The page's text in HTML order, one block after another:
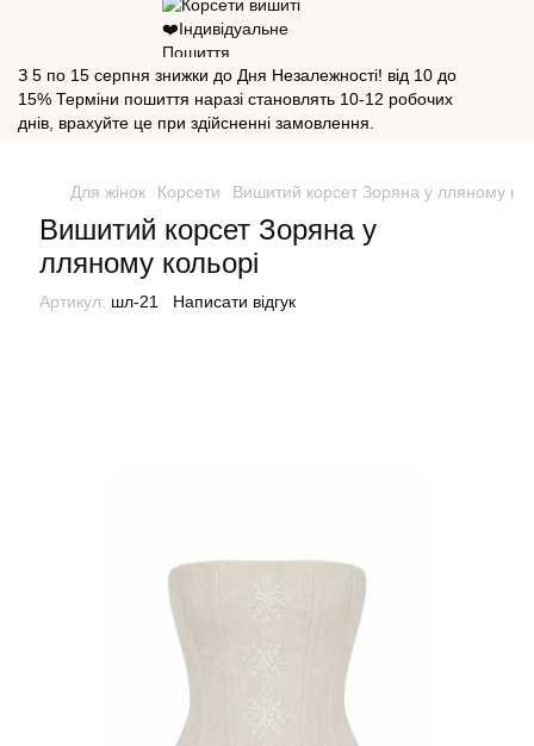
З 5 по 15 серпня знижки до Дня Незалежності! від 10 до
15% Терміни пошиття наразі становлять 10-12 робочих
днів, врахуйте це при здійсненні замовлення.
Для жінок Корсети Вишитий корсет Зоряна у лляному
Вишитий корсет Зоряна у
лляному кольорі
Артикул: шл-21 Написати відгук